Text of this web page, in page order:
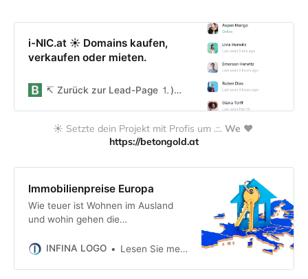
i-NIC.at ☀ Domains kaufen,
verkaufen oder mieten.
↸ Zurück zur Lead-Page ⒈)🔸Über betongold.at ☀️ ⒉)🔸You@ in.betongold.at ＠ ⒊)🔸Projekt umsetzen ䷴
☀️ Setzte dein Projekt mit Profis um .::.
https://betongold.at
Immobilienpreise Europa
Wie teuer ist Wohnen im Ausland
und wohin gehen die
Antworten auf diese Fragen finden
INFINA LOGO Lesen Sie meine Finanzierungs-Tipps